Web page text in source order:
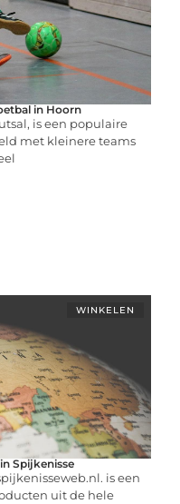
in Hoorn
is een populaire
met kleinere teams
WINKELEN
Spijkenisse
is een
uit de hele